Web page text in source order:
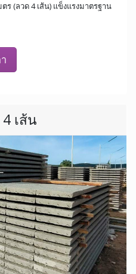
ร (ลวด 4 เส้น) แข็งแรงมาตรฐาน
เส้น